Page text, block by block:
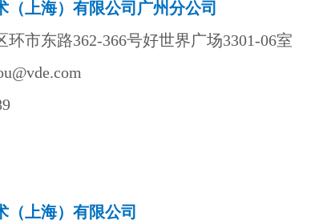
（上海）有限公司广州分公司
市东路362-366号好世界广场3301-06室
（上海）有限公司